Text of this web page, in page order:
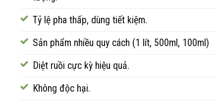
Tỷ lệ pha thấp, dùng tiết kiệm.
Sản phẩm nhiều quy cách (1 lít, 500ml, 100ml)
Diệt ruồi cực kỳ hiệu quả.
Không độc hại.